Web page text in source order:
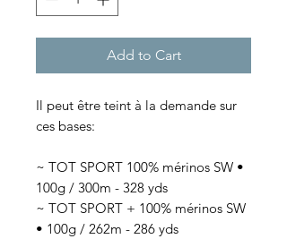
Add to Cart
Il peut être teint à la demande sur
ces bases:
~ TOT SPORT 100% mérinos SW •
100g / 300m - 328 yds
~ TOT SPORT + 100% mérinos SW
• 100g / 262m - 286 yds